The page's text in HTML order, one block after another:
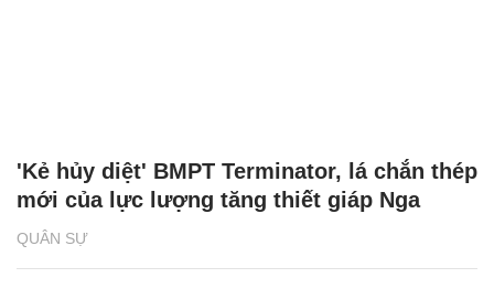
QUÂN SỰ
'Kẻ hủy diệt' BMPT Terminator, lá chắn thép
mới của lực lượng tăng thiết giáp Nga